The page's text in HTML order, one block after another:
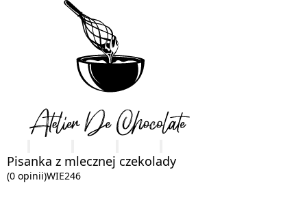
Pisanka z mlecznej czekolady
(0 opinii)WIE246